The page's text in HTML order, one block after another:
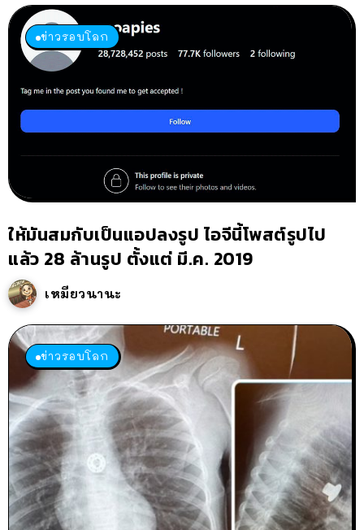
ข่าวรอบโลก
ให้มันสมกับเป็นแอปลงรูป ไอจีนี้โพสต์รูปไป
แล้ว 28 ล้านรูป ตั้งแต่ มี.ค. 2019
เหมียวนานะ
ข่าวรอบโลก